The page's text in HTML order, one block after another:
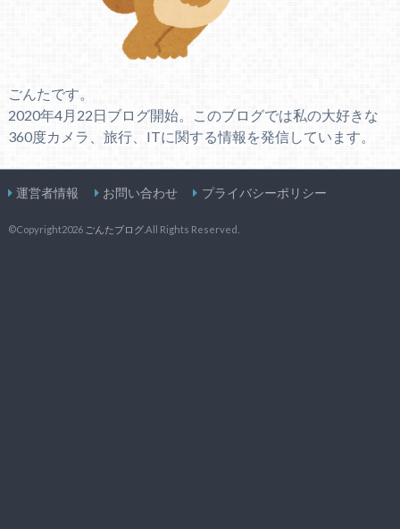
ごんたです。
2020年4月22日ブログ開始。このブログでは私の大好きな
360度カメラ、旅行、ITに関する情報を発信しています。
運営者情報 お問い合わせ プライバシーポリシー
©Copyright2026 ごんたブログ.All Rights Reserved.